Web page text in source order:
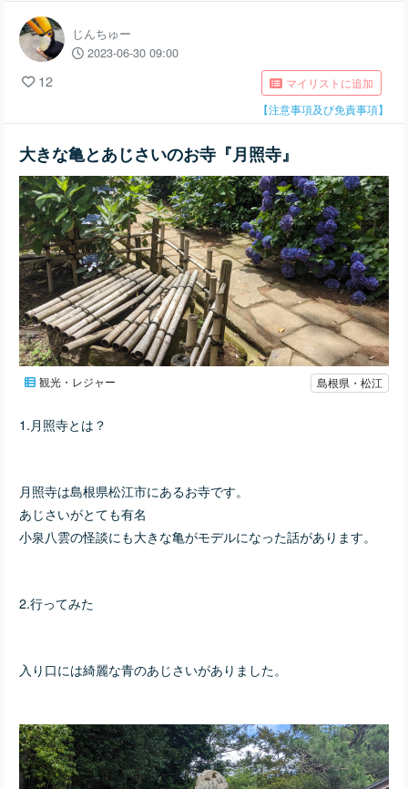
じんちゅー
2023-06-30 09:00
12
マイリストに追加
【注意事項及び免責事項】
大きな亀とあじさいのお寺『月照寺』
観光・レジャー 島根県・松江
1.月照寺とは？
月照寺は島根県松江市にあるお寺です。
あじさいがとても有名
小泉八雲の怪談にも大きな亀がモデルになった話があります。
2.行ってみた
入り口には綺麗な青のあじさいがありました。